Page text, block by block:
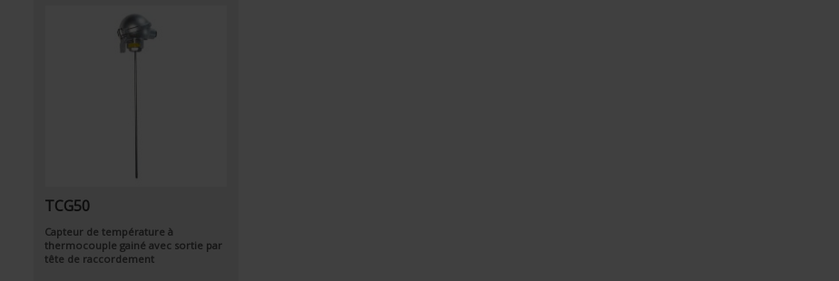
TCG50
Capteur de température à
thermocouple gainé avec sortie par
tête de raccordement